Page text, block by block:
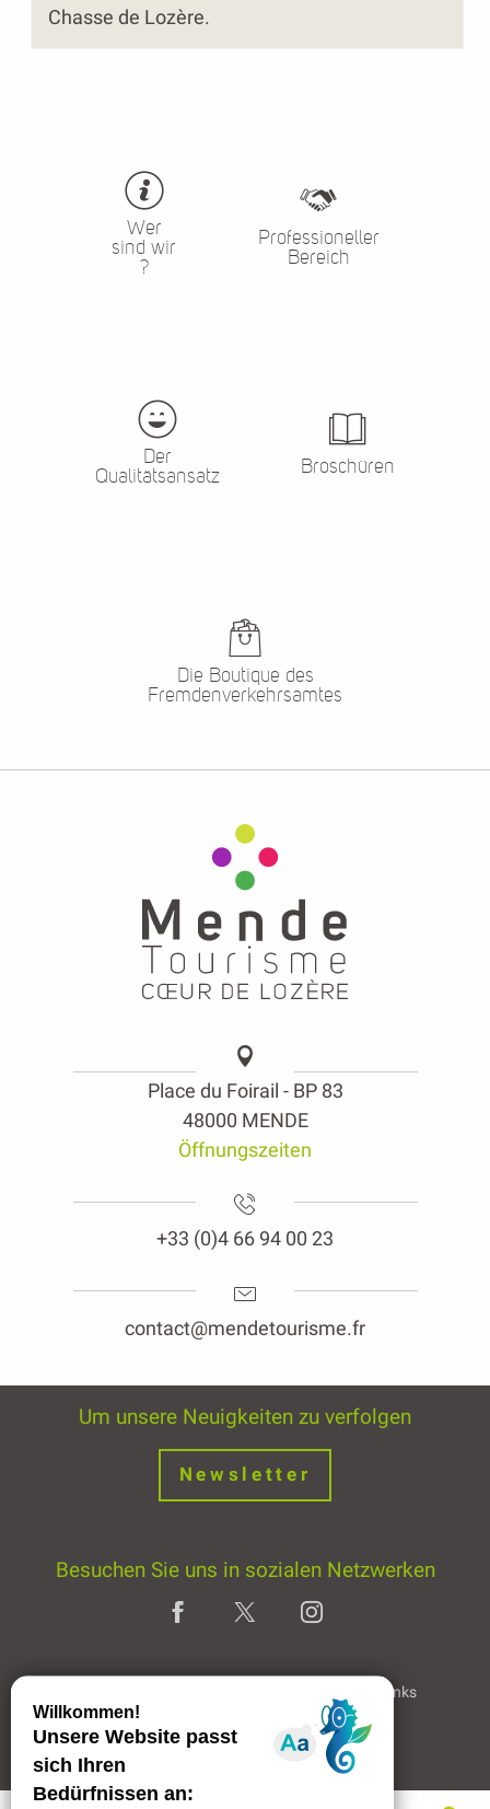
Chasse de Lozère.
Wer
sind wir
?
Professioneller
Bereich
Der
Qualitätsansatz
Broschüren
Die Boutique des
Fremdenverkehrsamtes
Place du Foirail - BP 83
48000 MENDE
Öffnungszeiten
+33 (0)4 66 94 00 23
contact@mendetourisme.fr
Um unsere Neuigkeiten zu verfolgen
Newsletter
Besuchen Sie uns in sozialen Netzwerken
Partner & Links
Professioneller Bereich